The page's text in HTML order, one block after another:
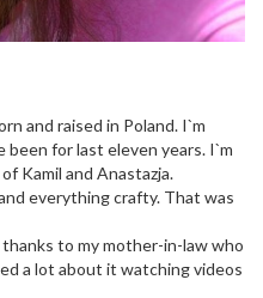
and raised in Poland. I`m
been for last eleven years. I`m
Kamil and Anastazja.
everything crafty. That was
to my mother-in-law who
a lot about it watching videos